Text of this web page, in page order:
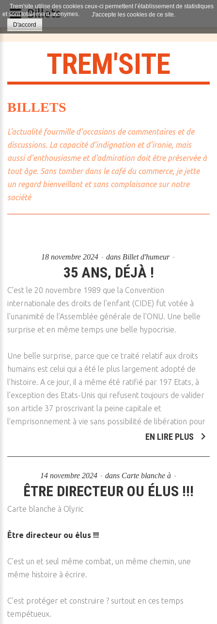
TREM'SITE
BILLETS
L’actualité fourmille d’occasions de commentaires et de
discussions. La capacité d’indignation et d’ironie, mais
aussi d’enthousiasme et d’admiration doit être préservée à
tout âge. Sans tomber dans le café du commerce, je jette
un regard bienveillant et sans complaisance sur notre
société
18 novembre 2024 dans Billet d'humeur
35 ANS, DÉJÀ !
C’est le 20 novembre 1989 que la Convention
internationale des droits de l’enfant (CIDE) fut votée à
l’unanimité de l’Assemblée générale de l’ONU. Une belle
surprise et en même temps une belle hypocrisie.
Une belle surprise, parce que ce traité relatif aux droits
humains est celui qui a été le plus largement adopté de
l’histoire. A ce jour, il a même été ratifié par 197 Etats, à
l’exception des Etats-Unis qui refusent toujours de valider
son article 37 proscrivant la peine capitale et
l'emprisonnement à vie sans possibilité de libération pour
EN LIRE PLUS
14 novembre 2024 dans Carte blanche à
ÊTRE DIRECTEUR OU ÉLUS !!!
Carte blanche à Olyric
Être directeur ou élus !!!
C’est un et seul même combat, un même chemin, une
même histoire à écrire.
C’est protéger et construire ? surtout en ces temps
tempétueux.
Trem'site utilise des cookies ceux-ci permettent l’établissement de statistiques
et sont totalement anonymes.
J'accepte les cookies de ce site.
D'accord
Billets